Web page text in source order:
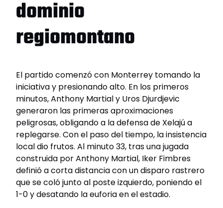
dominio
regiomontano
El partido comenzó con Monterrey tomando la
iniciativa y presionando alto. En los primeros
minutos, Anthony Martial y Uros Djurdjevic
generaron las primeras aproximaciones
peligrosas, obligando a la defensa de Xelajú a
replegarse. Con el paso del tiempo, la insistencia
local dio frutos. Al minuto 33, tras una jugada
construida por Anthony Martial, Iker Fimbres
definió a corta distancia con un disparo rastrero
que se coló junto al poste izquierdo, poniendo el
1-0 y desatando la euforia en el estadio.